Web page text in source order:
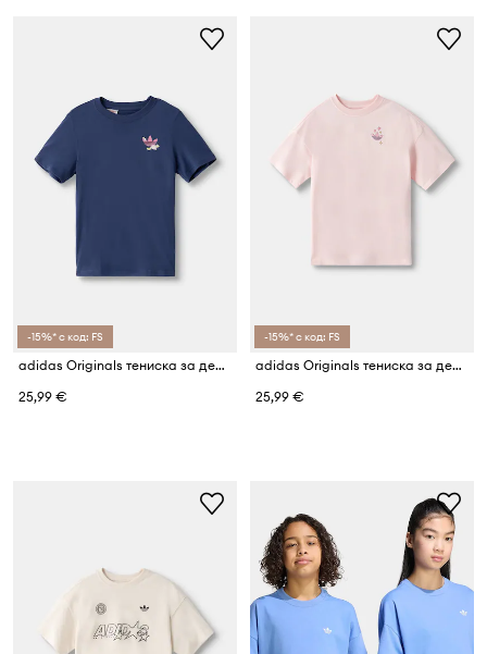
-15%* с код: FS
adidas Originals тениска за деца от памук
25,99 €
-15%* с код: FS
adidas Originals тениска за деца от памук
25,99 €